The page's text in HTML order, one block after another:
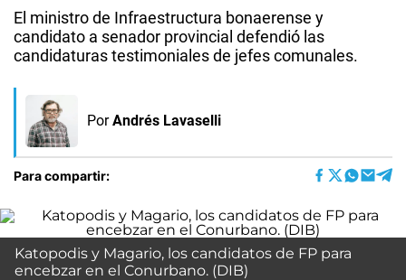
El ministro de Infraestructura bonaerense y
candidato a senador provincial defendió las
candidaturas testimoniales de jefes comunales.
Por Andrés Lavaselli
Para compartir:
Katopodis y Magario, los candidatos de FP para
encebzar en el Conurbano. (DIB)